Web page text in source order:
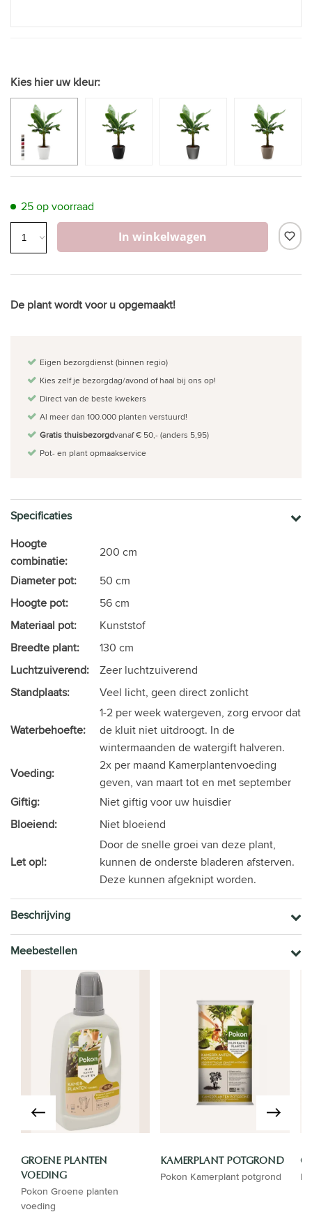
Kies hier uw kleur:
25 op voorraad
In winkelwagen
De plant wordt voor u opgemaakt!
Eigen bezorgdienst (binnen regio)
Kies zelf je bezorgdag/avond of haal bij ons op!
Direct van de beste kwekers
Al meer dan 100.000 planten verstuurd!
Gratis thuisbezorgdvanaf € 50,- (anders 5,95)
Pot- en plant opmaakservice
Specificaties
Hoogte
combinatie:
200 cm
Diameter pot:
50 cm
Hoogte pot:
56 cm
Materiaal pot:
Kunststof
Breedte plant:
130 cm
Luchtzuiverend:
Zeer luchtzuiverend
Standplaats:
Veel licht, geen direct zonlicht
Waterbehoefte:
1-2 per week watergeven, zorg ervoor dat
de kluit niet uitdroogt. In de
wintermaanden de watergift halveren.
Voeding:
2x per maand Kamerplantenvoeding
geven, van maart tot en met september
Giftig:
Niet giftig voor uw huisdier
Bloeiend:
Niet bloeiend
Let op!:
Door de snelle groei van deze plant,
kunnen de onderste bladeren afsterven.
Deze kunnen afgeknipt worden.
Beschrijving
Meebestellen
GROENE PLANTEN
VOEDING
Pokon Groene planten
voeding
KAMERPLANT POTGROND
Pokon Kamerplant potgrond